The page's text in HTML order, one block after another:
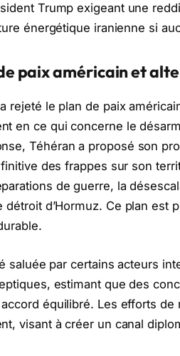
Trump exigeant une
énergétique iranienne si
paix américain et
a rejeté le plan de paix
en ce qui concerne le
Téhéran a proposé son
des frappes sur son
de guerre, la
détroit d’Hormuz. Ce plan est
saluée par certains acteurs
estimant que des
équilibré. Les efforts
visant à créer un canal